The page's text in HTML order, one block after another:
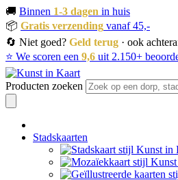
🚚 Binnen 1-3 dagen in huis
📦 Gratis verzending vanaf 45,-
🔄 Niet goed? Geld terug · ook
⭐ We scoren een 9,6 uit 2.150+
Producten zoeken
Stadskaarten